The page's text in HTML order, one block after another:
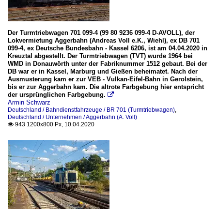
Der Turmtriebwagen 701 099-4 (99 80 9236 099-4 D-AVOLL), der
Lokvermietung Aggerbahn (Andreas Voll e.K., Wiehl), ex DB 701
099-4, ex Deutsche Bundesbahn - Kassel 6206, ist am 04.04.2020 in
Kreuztal abgestellt. Der Turmtriebwagen (TVT) wurde 1964 bei
WMD in Donauwörth unter der Fabriknummer 1512 gebaut. Bei der
DB war er in Kassel, Marburg und Gießen beheimatet. Nach der
Ausmusterung kam er zur VEB - Vulkan-Eifel-Bahn in Gerolstein,
bis er zur Aggerbahn kam. Die altrote Farbgebung hier entspricht
der ursprünglichen Farbgebung. 
Armin Schwarz
Deutschland / Bahndienstfahrzeuge / BR 701 (Turmtriebwagen),
Deutschland / Unternehmen / Aggerbahn (A. Voll)
 943 1200x800 Px, 10.04.2020